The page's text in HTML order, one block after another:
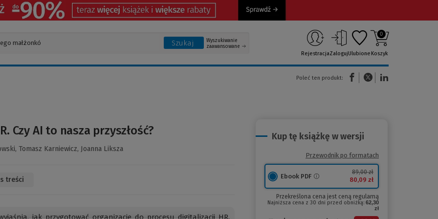
Szukaj
Wyszukiwanie
zaawansowane
RejestracjaZalogujUlubione
0
Koszyk
Poleć ten produkt:
(Nowe okno)(Link do innej strony)
Czy AI to nasza przyszłość?
Tomasz Karniewicz, Joanna Liksza
treści
jak przygotować organizację do procesu digitalizacji HR.
Kup tę książkę w wersji
Przewodnik po formatach
Ebook PDF
89,00 zł
80,09 zł
Przekreślona cena jest ceną regularną
Najniższa cena z 30 dni przed obniżką: 62,30
zł